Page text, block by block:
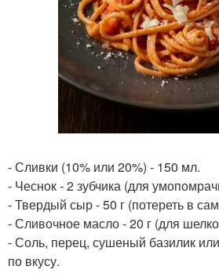
- Сливки (10% или 20%) - 150 мл.
- Чеснок - 2 зубчика (для
- Твердый сыр - 50 г (потереть в
- Сливочное масло - 20 г (для
- Соль, перец, сушеный базилик
по вкусу.